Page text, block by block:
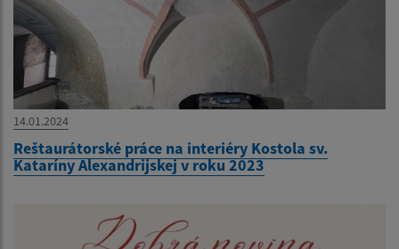
14.01.2024
Reštaurátorské práce na interiéry Kostola sv.
Kataríny Alexandrijskej v roku 2023